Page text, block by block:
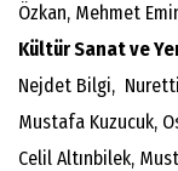
Özkan, Mehmet
Kültür Sanat ve
Nejdet Bilgi,
Mustafa Kuzucuk,
Celil Altınbilek,